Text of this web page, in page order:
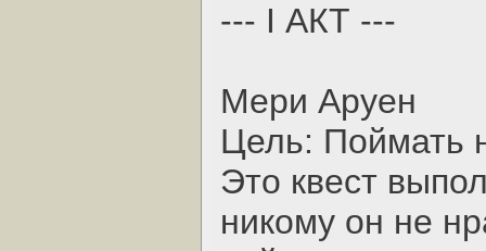
--- I АКТ ---
Мери Аруен
Цель: Поймать
Это квест
никому он не